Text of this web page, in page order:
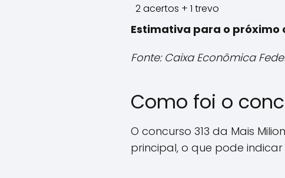
2 acertos + 1 trevo
Estimativa para o próximo
Fonte: Caixa Econômica
Como foi o
O concurso 313 da Mais
principal, o que pode